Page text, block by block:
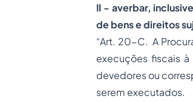
II - averbar,
de bens e direitos
“Art. 20-C. A
execuções fiscais
devedores ou
serem executados.